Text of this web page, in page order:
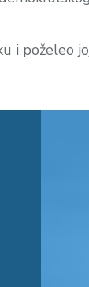
i poželeo